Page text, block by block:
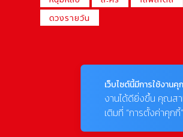
ดวงรายวัน
เว็บไซต์นี้มีการใช้งานคุ
งานได้ดียิ่งขึ้น คุณสา
เติมที่ “การตั้งค่าคุกกี้”